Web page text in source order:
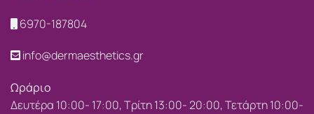
6970-187804
info@dermaesthetics.gr
Ωράριο
Δευτέρα 10:00- 17:00, Τρίτη 13:00- 20:00, Τετάρτη 10:00-